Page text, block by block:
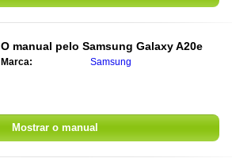
O manual pelo Samsung Galaxy A20e
Marca: Samsung
Mostrar o manual